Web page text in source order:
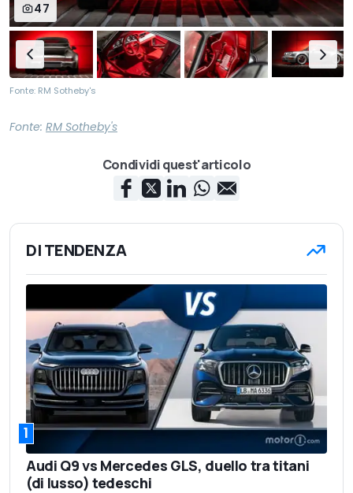
47
Fonte: RM Sotheby's
Fonte: RM Sotheby's
Condividi quest'articolo
DI TENDENZA
1
Audi Q9 vs Mercedes GLS, duello tra titani
(di lusso) tedeschi